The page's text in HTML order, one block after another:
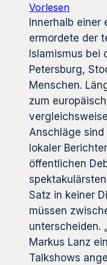
Vorlesen
Innerhalb einer
ermordete der
Islamismus bei
Petersburg,
Menschen.
zum
Anschläge sind
lokaler
öffentlichen
Satz in keiner
müssen
unterscheiden.
Markus Lanz
Talkshows